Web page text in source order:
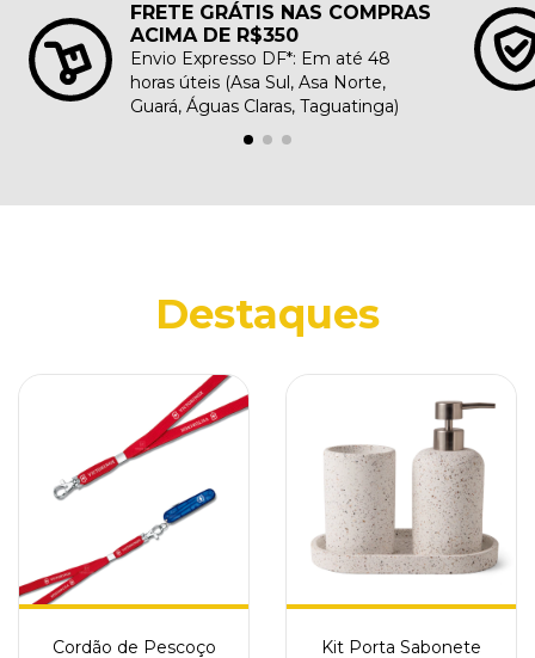
FRETE GRÁTIS NAS COMPRAS
ACIMA DE R$350
Envio Expresso DF*: Em até 48
horas úteis (Asa Sul, Asa Norte,
Guará, Águas Claras, Taguatinga)
Destaques
Cordão de Pescoço
Kit Porta Sabonete